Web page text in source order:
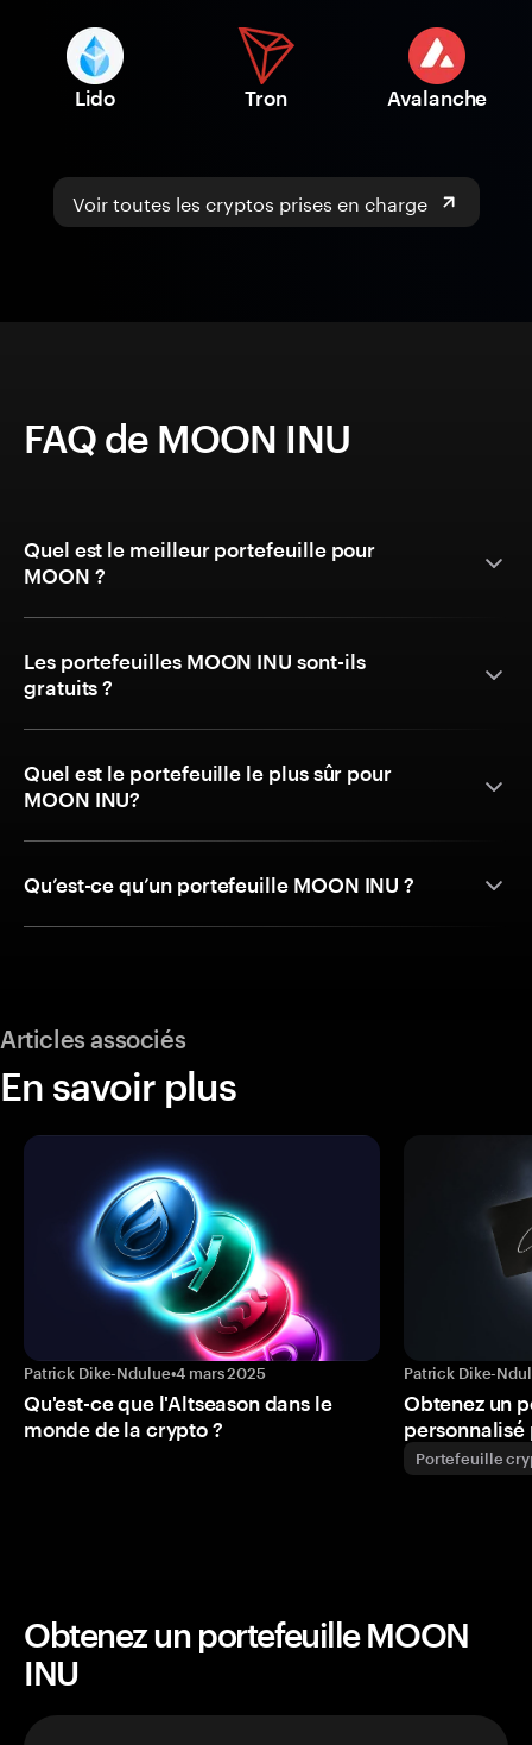
Lido Tron Avalanche
Voir toutes les cryptos prises en charge
FAQ de MOON INU
Quel est le meilleur portefeuille pour
MOON ?
Les portefeuilles MOON INU sont-ils
gratuits ?
Quel est le portefeuille le plus sûr pour
MOON INU?
Qu’est-ce qu’un portefeuille MOON INU ?
Articles associés
En savoir plus
Patrick Dike-Ndulue•4 mars 2025
Qu'est-ce que l'Altseason dans le
monde de la crypto ?
Patrick Dike-
Obtenez un
personnalisé
Portefeuille
Obtenez un portefeuille MOON
INU